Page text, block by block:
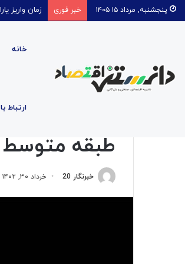
پنجشنبه, مرداد ۱۵ ۱۴۰۵ خبر فوری قیمت روغن
خانه
ارتباط
طبقه
خبرنگار 20 خرداد ۳۰, ۱۴۰۲